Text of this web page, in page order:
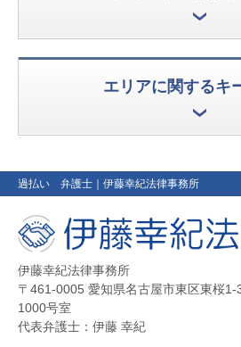
エリアに関するキ
過払い 弁護士 ｜伊藤幸紀法律事務所
伊藤幸紀法律事務所
〒461-0005 愛知県名古屋市東区東桜
1000号室
代表弁護士：伊藤 幸紀